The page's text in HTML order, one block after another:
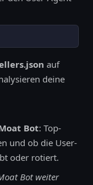
auf
deine
Bot: Top-
und ob die User-
oder rotiert.
Bot weiter